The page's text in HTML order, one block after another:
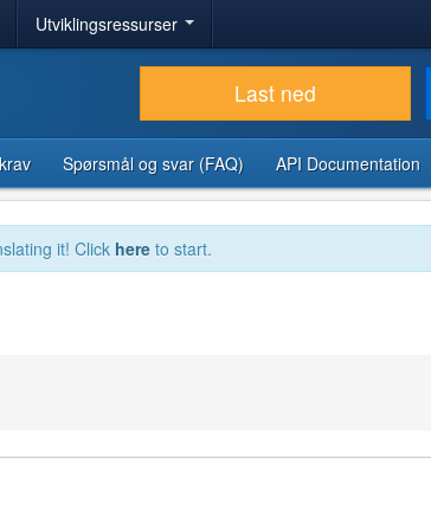
Utviklingsressurser
Last ned
Spørsmål og svar (FAQ) API Documentation
it! Click here to start.